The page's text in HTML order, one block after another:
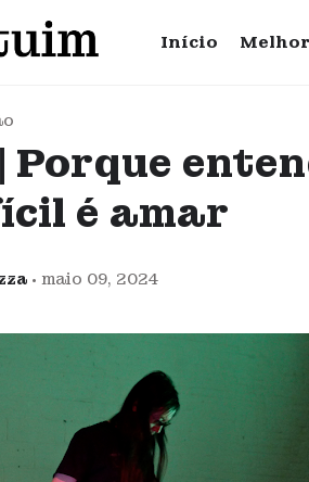
Início
Porque
é amar
• maio 09, 2024